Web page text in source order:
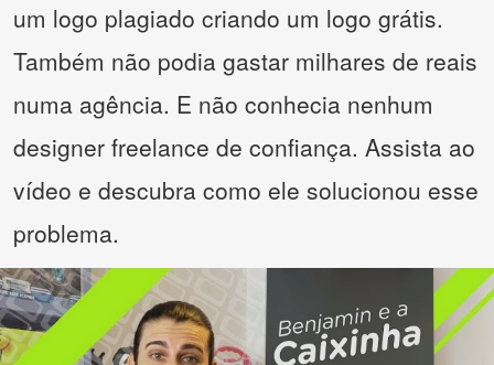
um logo plagiado criando um logo grátis.
Também não podia gastar milhares de reais
numa agência. E não conhecia nenhum
designer freelance de confiança. Assista ao
vídeo e descubra como ele solucionou esse
problema.